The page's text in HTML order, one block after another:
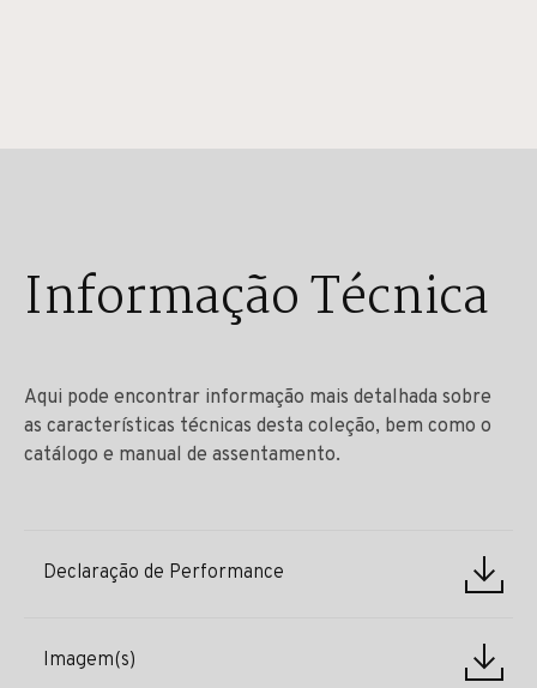
Informação Técnica
Aqui pode encontrar informação mais detalhada sobre
as características técnicas desta coleção, bem como o
catálogo e manual de assentamento.
Declaração de Performance
Imagem(s)